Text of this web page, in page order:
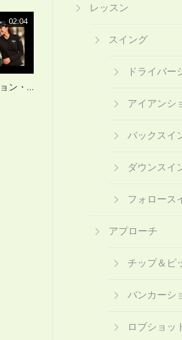
02:04
美人ゴルファー チョン・インジのゴルフスイング
レッスン
スイング
ドライバー
アイアンシ
バックスイ
ダウンスイ
フォロース
アプローチ
チップ＆ピ
バンカーシ
ロブショッ